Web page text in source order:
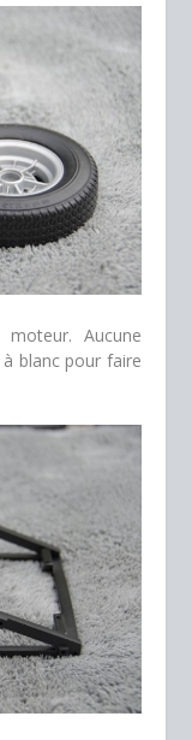
Aucune
blanc pour faire